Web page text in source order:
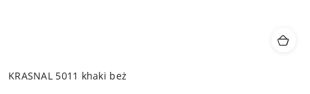
KRASNAL 5011 khaki beż